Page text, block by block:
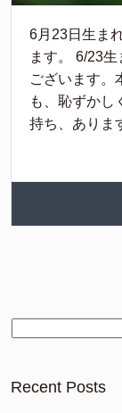
6月23日生ま
ます。 6/23
ございます。
も、恥ずかし
持ち、ありま
Recent Posts